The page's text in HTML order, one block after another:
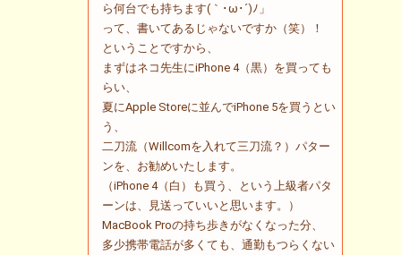
ら何台でも持ちます(｀･ω･´)ﾉ」
って、書いてあるじゃないですか（笑）！
ということですから、
まずはネコ先生にiPhone 4（黒）を買っても
らい、
夏にApple Storeに並んでiPhone 5を買うとい
う、
二刀流（Willcomを入れて三刀流？）パター
ンを、お勧めいたします。
（iPhone 4（白）も買う、という上級者パタ
ーンは、見送っていいと思います。）
MacBook Proの持ち歩きがなくなった分、
多少携帯電話が多くても、通勤もつらくない